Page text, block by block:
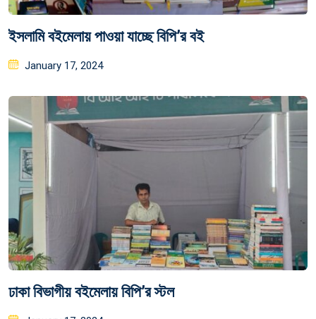
ইসলামি বইমেলায় পাওয়া যাচ্ছে বিপি’র বই
Posted
January 17, 2024
ঢাকা বিভাগীয় বইমেলায় বিপি’র স্টল